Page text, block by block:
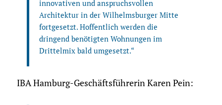
innovativen und anspruchsvollen
Architektur in der Wilhelmsburger Mitte
fortgesetzt. Hoffentlich werden die
dringend benötigten Wohnungen im
Drittelmix bald umgesetzt.“
IBA Hamburg-Geschäftsführerin Karen Pein: